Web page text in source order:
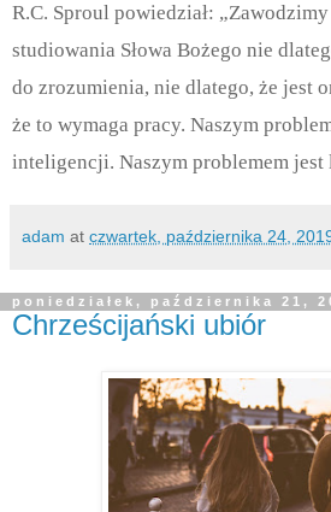
R.C. Sproul powiedział:
studiowania Słowa Bożego nie
do zrozumienia, nie dlatego, że jest
że to wymaga pracy. Naszym
inteligencji. Naszym problemem jest
adam at czwartek, października 24,
poniedziałek, października 21,
Chrześcijański ubiór